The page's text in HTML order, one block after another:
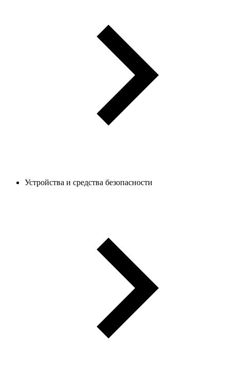
Устройства и средства безопасности